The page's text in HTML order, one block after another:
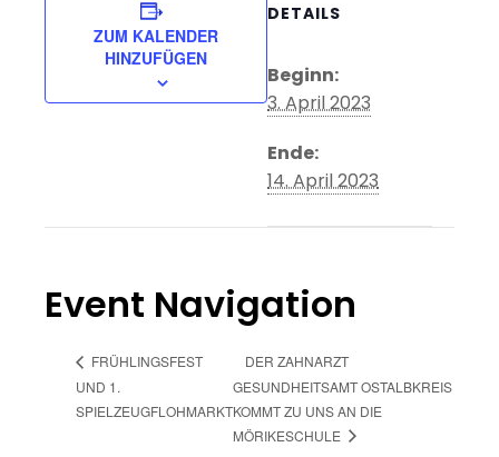
ZUM KALENDER
HINZUFÜGEN
DETAILS
Beginn:
3. April 2023
Ende:
14. April 2023
Event Navigation
FRÜHLINGSFEST
UND 1.
SPIELZEUGFLOHMARKT
DER ZAHNARZT
GESUNDHEITSAMT OSTALBKREIS
KOMMT ZU UNS AN DIE
MÖRIKESCHULE